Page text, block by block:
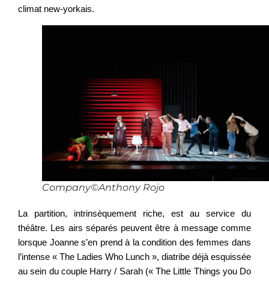
climat new-yorkais.
Company©Anthony Rojo
La partition, intrinsèquement riche, est au service du
théâtre. Les airs séparés peuvent être à message comme
lorsque Joanne s’en prend à la condition des femmes dans
l’intense « The Ladies Who Lunch », diatribe déjà esquissée
au sein du couple Harry / Sarah (« The Little Things you Do